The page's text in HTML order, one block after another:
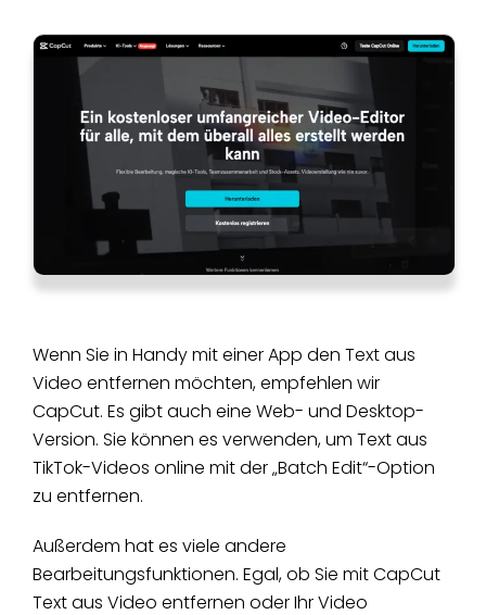
Wenn Sie in Handy mit einer App den Text aus
Video entfernen möchten, empfehlen wir
CapCut. Es gibt auch eine Web- und Desktop-
Version. Sie können es verwenden, um Text aus
TikTok-Videos online mit der „Batch Edit“-Option
zu entfernen.
Außerdem hat es viele andere
Bearbeitungsfunktionen. Egal, ob Sie mit CapCut
Text aus Video entfernen oder Ihr Video